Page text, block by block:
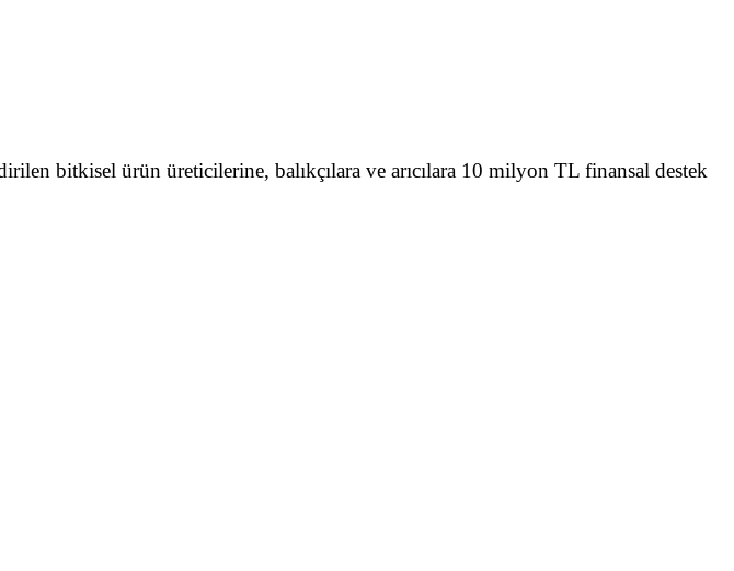
bitkisel ürün üreticilerine, balıkçılara ve arıcılara 10 milyon TL finansal destek